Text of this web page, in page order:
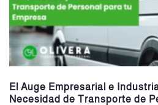
El Auge Empresarial e
Necesidad de Transporte de